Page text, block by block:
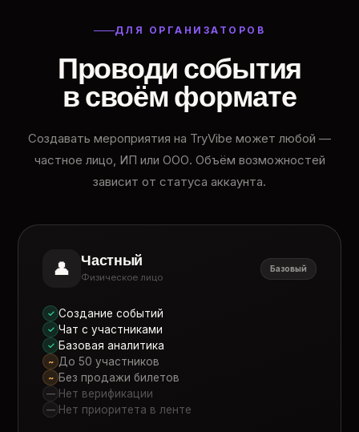
ДЛЯ ОРГАНИЗАТОРОВ
Проводи события
в своём формате
Создавать мероприятия на TryVibe может любой —
частное лицо, ИП или ООО. Объём возможностей
зависит от статуса аккаунта.
👤 Частный
Физическое лицо
Базовый
✓ Создание событий
✓ Чат с участниками
✓ Базовая аналитика
~ До 50 участников
~ Без продажи билетов
— Нет верификации
— Нет приоритета в ленте